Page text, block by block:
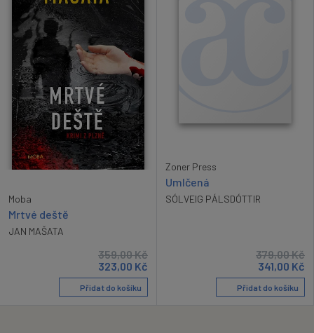
Moba
Mrtvé deště
JAN MAŠATA
359,00Kč
323,00 Kč
Přidat do košíku
Zoner Press
Umlčená
SÓLVEIG PÁLSDÓTTIR
379,00Kč
341,00 Kč
Přidat do košíku